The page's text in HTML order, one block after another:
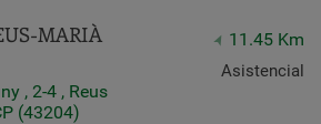
MARIÀ
, 2-4 , Reus
(43204)
11.45 Km
Asistencial